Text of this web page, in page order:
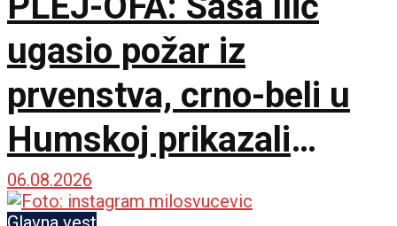
ugasio požar iz
prvenstva, crno-beli u
Humskoj prikazali
najboljih sat vremena u
06.08.2026